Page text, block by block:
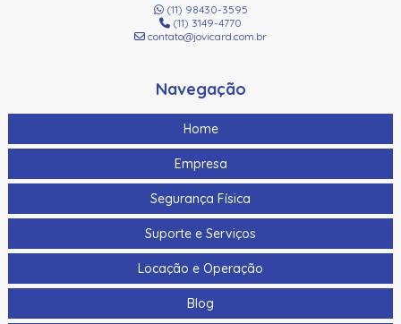
(11) 98430-3595
(11) 3149-4770
contato@jovicard.com.br
Navegação
Home
Empresa
Segurança Física
Suporte e Serviços
Locação e Operação
Blog